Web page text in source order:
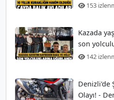
153
Kazada
son
142
Denizli'de
Olayı! -